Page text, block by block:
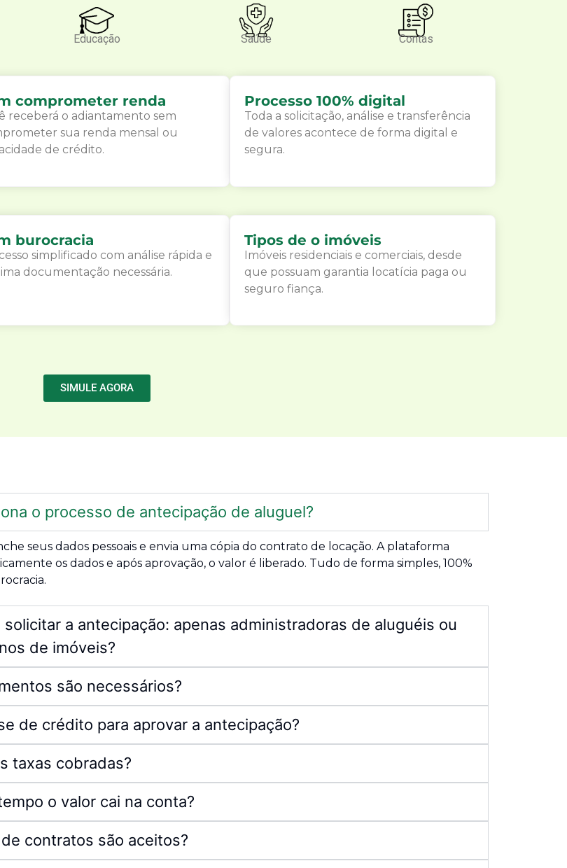
Educação Saúde Contas
comprometer renda
receberá o adiantamento sem
sua renda mensal ou
de crédito.
Processo 100% digital
Toda a solicitação, análise e transferência
de valores acontece de forma digital e
segura.
burocracia
simplificado com análise rápida e
documentação necessária.
Tipos de o imóveis
Imóveis residenciais e comerciais, desde
que possuam garantia locatícia paga ou
seguro fiança.
SIMULE AGORA
o processo de antecipação de aluguel?
seus dados pessoais e envia uma cópia do contrato de locação. A plataforma
os dados e após aprovação, o valor é liberado. Tudo de forma simples, 100%
solicitar a antecipação: apenas administradoras de aluguéis ou
de imóveis?
são necessários?
de crédito para aprovar a antecipação?
taxas cobradas?
o valor cai na conta?
contratos são aceitos?